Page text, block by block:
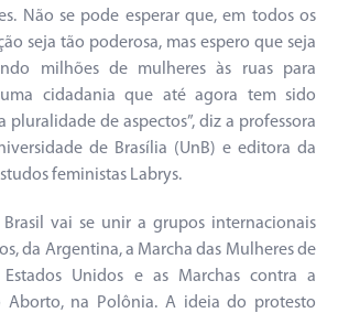
Não se pode esperar que, em todos os
seja tão poderosa, mas espero que seja
milhões de mulheres às ruas para
cidadania que até agora tem sido
pluralidade de aspectos”, diz a professora
de Brasília (UnB) e editora da
feministas Labrys.
vai se unir a grupos internacionais
da Argentina, a Marcha das Mulheres de
Unidos e as Marchas contra a
Aborto, na Polônia. A ideia do protesto